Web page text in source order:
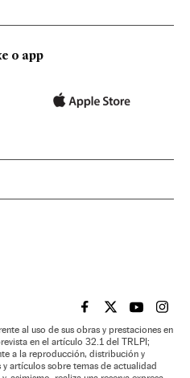
o app
EL PAÍS BRASIL EN
EL PAÍSEL PAÍS
EL
al uso de sus obras y prestaciones en
en el artículo 32.1 del TRLPI;
a la reproducción, distribución y
artículos sobre temas de actualidad